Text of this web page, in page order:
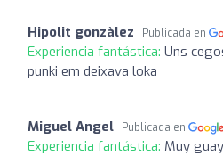
Hipolit gonzàlez Publicada en
Experiencia fantástica: Uns
punki em deixava loka
Miguel Angel Publicada en
Experiencia fantástica: Muy guay